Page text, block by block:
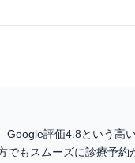
評価4.8という高
もスムーズに診療予約